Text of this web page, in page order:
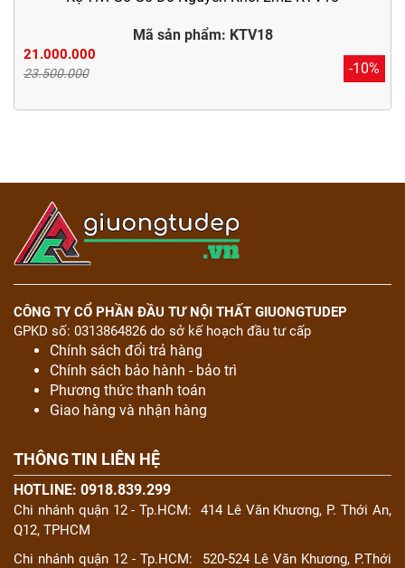
Mã sản phẩm: KTV18
21.000.000
23.500.000 -10%
CÔNG TY CỔ PHẦN ĐẦU TƯ NỘI THẤT GIUONGTUDEP
GPKD số: 0313864826 do sở kế hoạch đầu tư cấp
Chính sách đổi trả hàng
Chính sách bảo hành - bảo trì
Phương thức thanh toán
Giao hàng và nhận hàng
THÔNG TIN LIÊN HỆ
HOTLINE: 0918.839.299
Chi nhánh quận 12 - Tp.HCM:
414 Lê Văn Khương, P. Thới An,
Q12, TPHCM
Chi nhánh quận 12 - Tp.HCM:
520-524 Lê Văn Khương, P.Thới